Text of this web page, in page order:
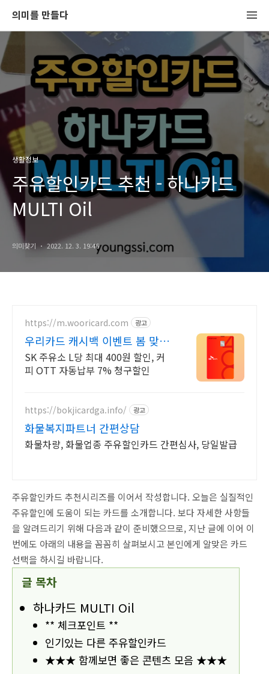
의미를 만들다
생활정보
주유할인카드 추천 - 하나카드
MULTI Oil
의미찾기 2022. 12. 3. 19:46
https://m.wooricard.com 광고
우리카드 캐시백 이벤트 봄 맞이
캐시백 이벤트
SK 주유소 L당 최대 400원 할인, 커
피 OTT 자동납부 7% 청구할인
https://bokjicardga.info/ 광고
화물복지파트너 간편상담
화물차량, 화물업종 주유할인카드 간편심사, 당일발급
주유할인카드 추천시리즈를 이어서 작성합니다. 오늘은 실질적인
주유할인에 도움이 되는 카드를 소개합니다. 보다 자세한 사항들
을 알려드리기 위해 다음과 같이 준비했으므로, 지난 글에 이어 이
번에도 아래의 내용을 꼼꼼히 살펴보시고 본인에게 알맞은 카드
선택을 하시길 바랍니다.
글 목차
하나카드 MULTI Oil
** 체크포인트 **
인기있는 다른 주유할인카드
★★★ 함께보면 좋은 콘텐츠 모음 ★★★